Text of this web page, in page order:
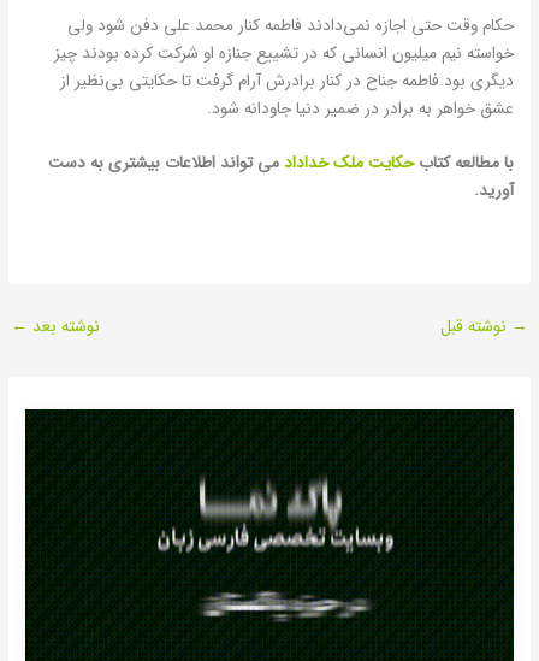
حکام وقت حتی اجازه نمی‌دادند فاطمه کنار محمد علی دفن شود ولی
خواسته نیم میلیون انسانی که در تشییع جنازه او شرکت کرده بودند چیز
دیگری بود.فاطمه جناح در کنار برادرش آرام گرفت تا حکایتی بی‌نظیر از
عشق خواهر به برادر در ضمیر دنیا جاودانه شود.
با مطالعه کتابحکایت ملک خدادادمی تواند اطلاعات بیشتری به دست
آورید.
→ نوشته قبل نوشته بعد ←